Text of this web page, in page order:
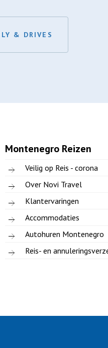
& DRIVES
Montenegro Reizen
Veilig op Reis - corona
Over Novi Travel
Klantervaringen
Accommodaties
Autohuren Montenegro
Reis- en